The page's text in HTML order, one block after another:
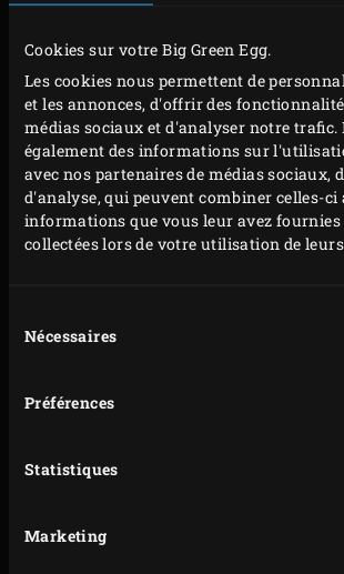
Cookies sur votre Big Green Egg.
Les cookies nous permettent de
et les annonces, d'offrir des
médias sociaux et d'analyser notre trafic.
également des informations sur
avec nos partenaires de médias sociaux,
d'analyse, qui peuvent combiner celles-ci
informations que vous leur avez
collectées lors de votre utilisation de
duNécessaires
Préférences
Statistiques
Marketing
Pour la sauce au fromage, épluchez
les graines, et hachez finement la
fondre le beurre dans une poêle et
l’échalote. Faites revenir pendant
jusqu’à ce que l’échalote soit
Incorporez la farine et faites cuire
3 minutes. Versez le lait dans la
pendant environ 1 minute et
râpé à la sauce. Attendez que la
incorporez le piment jalapeño à la